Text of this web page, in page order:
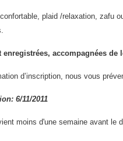
plaid /relaxation, zafu
enregistrées, accompagnées de
d’inscription, nous vous
6/11/2011
moins d'une semaine avant le